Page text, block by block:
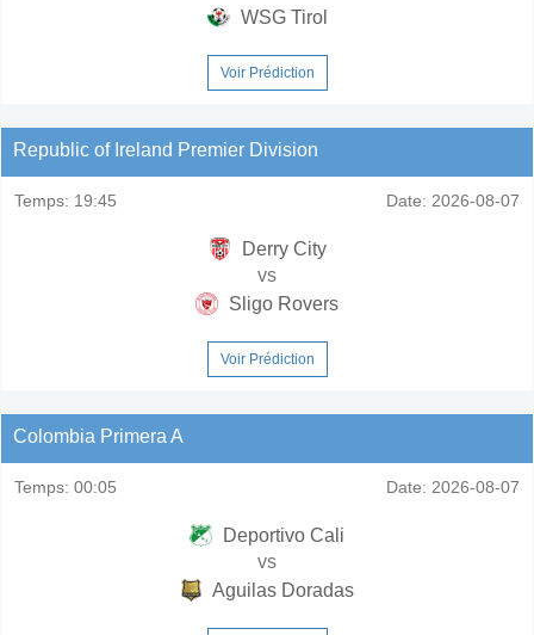
WSG Tirol
Voir Prédiction
Republic of Ireland Premier Division
Temps: 19:45 Date: 2026-08-07
Derry City
vs
Sligo Rovers
Voir Prédiction
Colombia Primera A
Temps: 00:05 Date: 2026-08-07
Deportivo Cali
vs
Aguilas Doradas